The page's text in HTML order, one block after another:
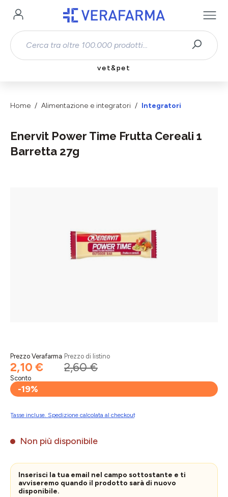
Passa al contenuto principale
vet&pet
Home Alimentazione e integratori Integratori
Enervit Power Time Frutta Cereali 1
Barretta 27g
Prezzo Verafarma
2,10 €
Prezzo di listino
2,60 €
Sconto
-19%
Tasse incluse. Spedizione calcolata al checkout
Non più disponibile
Inserisci la tua email nel campo sottostante e ti
avviseremo quando il prodotto sarà di nuovo
disponibile.